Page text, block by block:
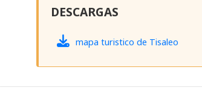
DESCARGAS
mapa turistico de Tisaleo